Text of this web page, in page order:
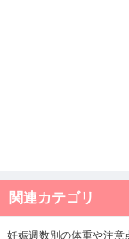
関連カテゴリ
妊娠週数別の体重や注意